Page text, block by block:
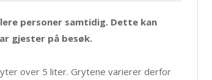
personer samtidig. Dette kan
gjester på besøk.
over 5 liter. Grytene varierer derfor